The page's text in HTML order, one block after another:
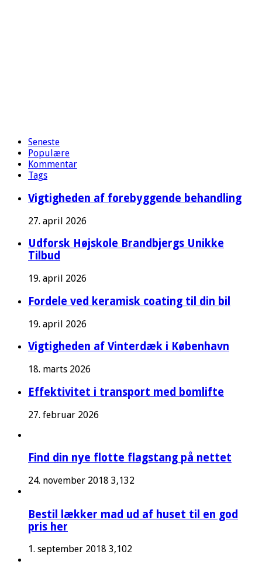
Seneste
Populære
Kommentar
Tags
Vigtigheden af forebyggende behandling
27. april 2026
Udforsk Højskole Brandbjergs Unikke
Tilbud
19. april 2026
Fordele ved keramisk coating til din bil
19. april 2026
Vigtigheden af Vinterdæk i København
18. marts 2026
Effektivitet i transport med bomlifte
27. februar 2026
Find din nye flotte flagstang på nettet
24. november 2018 3,132
Bestil lækker mad ud af huset til en god
pris her
1. september 2018 3,102